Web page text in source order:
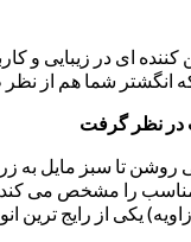
کننده ای در زیبایی
شما هم از نظر
در نظر گرفت
روشن تا سبز مایل به
را مشخص می
یکی از رایج